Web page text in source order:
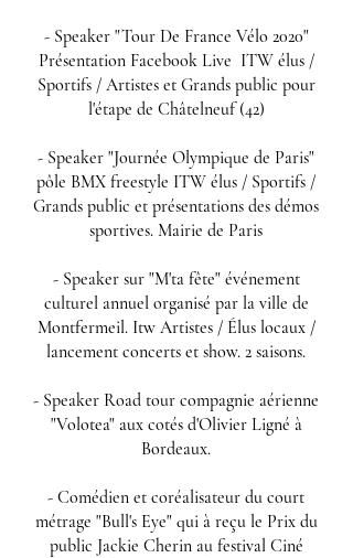
- Speaker "Tour De France Vélo 2020"
Présentation Facebook Live ITW élus /
Sportifs / Artistes et Grands public pour
l'étape de Châtelneuf (42)
- Speaker "Journée Olympique de Paris"
pôle BMX freestyle ITW élus / Sportifs /
Grands public et présentations des démos
sportives. Mairie de Paris
- Speaker sur "M'ta fête" événement
culturel annuel organisé par la ville de
Montfermeil. Itw Artistes / Élus locaux /
lancement concerts et show. 2 saisons.
- Speaker Road tour compagnie aérienne
"Volotea" aux cotés d'Olivier Ligné à
Bordeaux.
- Comédien et coréalisateur du court
métrage "Bull's Eye" qui à reçu le Prix du
public Jackie Cherin au festival Ciné